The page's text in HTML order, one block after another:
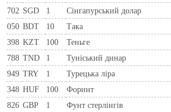
702 SGD 1 Сінгапурський долар
050 BDT 10 Така
398 KZT 100 Теньге
788 TND 1 Туніський динар
949 TRY 1 Турецька ліра
348 HUF 100 Форинт
826 GBP 1 Фунт стерлінгів